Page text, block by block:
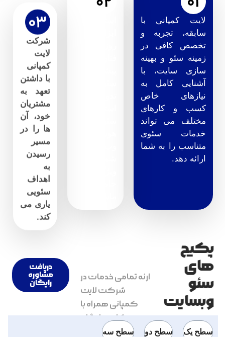
لایت کمپانی با
سابقه، تجربه و
تخصص کافی در
زمینه سئو و بهینه
سازی سایت، با
آشنایی کامل به
نیازهای خاص
کسب و کارهای
مختلف می تواند
خدمات سئوی
متناسب را به شما
ارائه دهد.
شرکت
لایت
کمپانی
با داشتن
تعهد به
مشتریان
خود، آن
ها را در
مسیر
رسیدن
به
اهداف
سئویی
یاری می
کند.
پکیج
های
سئو
وبسایت
شرکت لایت
کمپانی همراه با
مشاوره رایگان
میباشد.
دریافت
مشاوره
رایگان
سطح یک سطح دو سطح سه